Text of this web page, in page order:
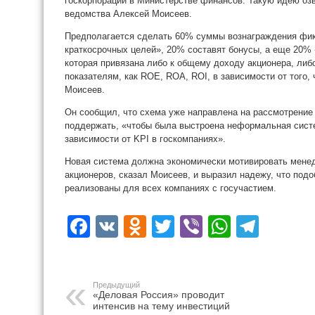
ведомства Алексей Моисеев.
Предполагается сделать 60% суммы вознаграждения
краткосрочных целей», 20% составят бонусы, а еще
которая привязана либо к общему доходу акционера,
показателям, как ROE, ROA, ROI, в зависимости от
Моисеев.
Он сообщил, что схема уже направлена на
поддержать, «чтобы была выстроена неформальная
зависимости от KPI в госкомпаниях».
Новая система должна экономически мотивировать
акционеров, сказал Моисеев, и выразил надежу, что
реализованы для всех компаниях с госучастием.
Facebook
VK Odnoklassniki
Twitter
Viber
Предыдущий
«Деловая Россия» проводит
интенсив на тему инвестиций